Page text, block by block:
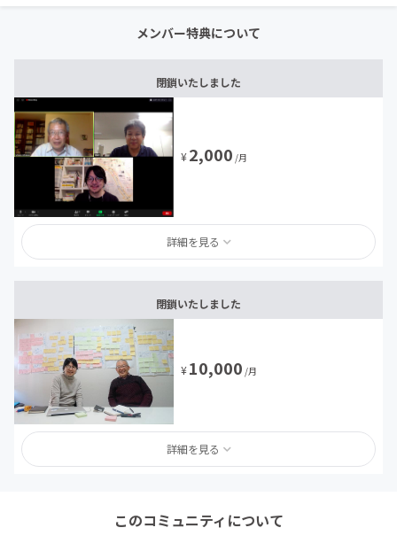
メンバー特典について
閉鎖いたしました
¥2,000 /月
詳細を見る
閉鎖いたしました
¥10,000 /月
詳細を見る
このコミュニティについて